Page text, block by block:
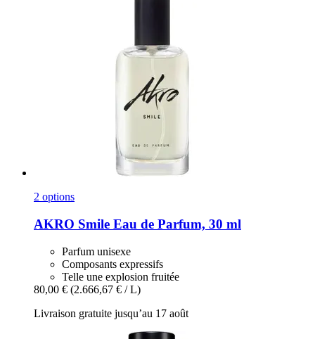
2 options
AKRO Smile Eau de Parfum, 30 ml
Parfum unisexe
Composants expressifs
Telle une explosion fruitée
80,00 € (2.666,67 € / L)
Livraison gratuite jusqu’au 17 août